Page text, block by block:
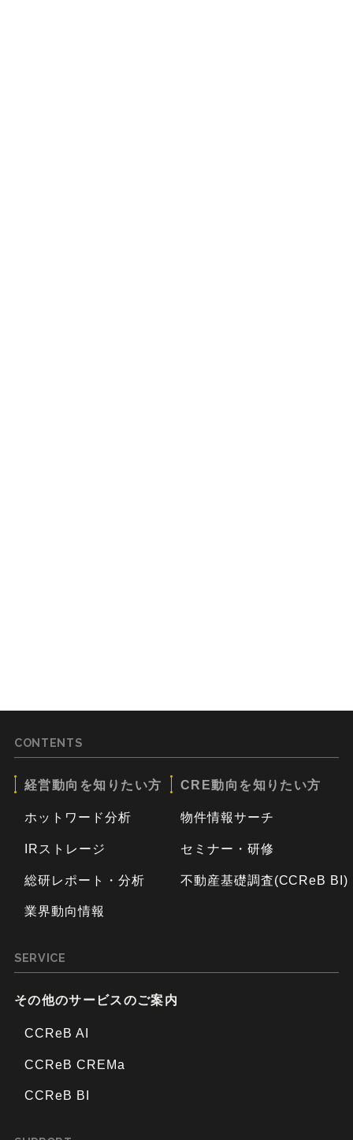
CONTENTS
経営動向を知りたい方
ホットワード分析
IRストレージ
総研レポート・分析
業界動向情報
CRE動向を知りたい方
物件情報サーチ
セミナー・研修
不動産基礎調査(CCReB BI)
SERVICE
その他のサービスのご案内
CCReB AI
CCReB CREMa
CCReB BI